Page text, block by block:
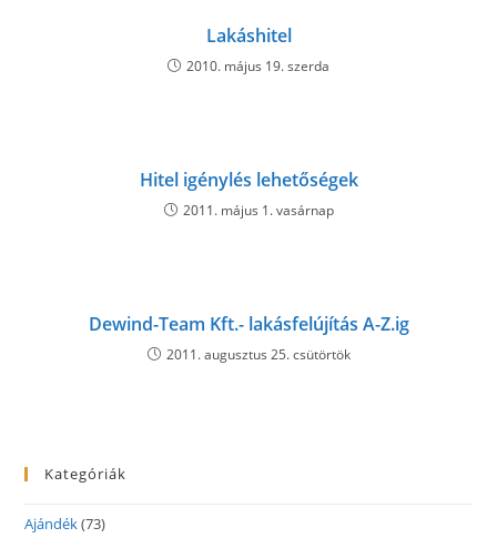
Lakáshitel
2010. május 19. szerda
Hitel igénylés lehetőségek
2011. május 1. vasárnap
Dewind-Team Kft.- lakásfelújítás A-Z.ig
2011. augusztus 25. csütörtök
Kategóriák
Ajándék(73)